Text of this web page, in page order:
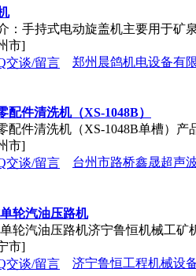
：手持式电动旋盖机主要用于矿
市]
郑州晨鸽机电设备有
件清洗机（XS-1048B）
配件清洗机（XS-1048B单槽）
市]
台州市路桥鑫晟超声
轮汽油压路机
轮汽油压路机济宁鲁恒机械工
市]
济宁鲁恒工程机械设